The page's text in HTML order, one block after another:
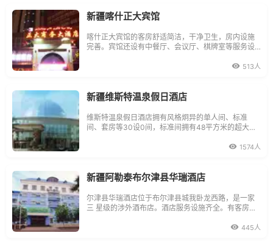
新疆喀什正大宾馆
喀什正大宾馆的客房舒适简洁，干净卫生，房内设施
完善。宾馆还设有中餐厅、会议厅、棋牌室等服务设
513人
新疆维斯特温泉假日酒店
维斯特温泉假日酒店拥有风格炯异的单人间、标准
间、套房等30设0间，标准间拥有48平方米的超大空
1574人
新疆阿勒泰布尔津县华瑞酒店
尔津县华瑞酒店位于布尔津县城我卧龙西路，是一家
三 星级的涉外酒布店。酒店服务设施齐全。有客房
445人